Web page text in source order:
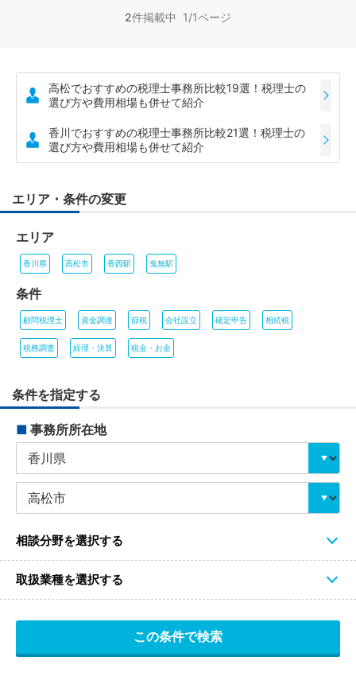
2件掲載中 1/1ページ
高松でおすすめの税理士事務所比較19選！税理士の
選び方や費用相場も併せて紹介
香川でおすすめの税理士事務所比較21選！税理士の
選び方や費用相場も併せて紹介
エリア・条件の変更
エリア
香川県 高松市 香西駅 鬼無駅
条件
顧問税理士 資金調達 節税 会社設立 確定申告 相続税
税務調査 経理・決算 税金・お金
条件を指定する
■ 事務所所在地
相談分野を選択する
取扱業種を選択する